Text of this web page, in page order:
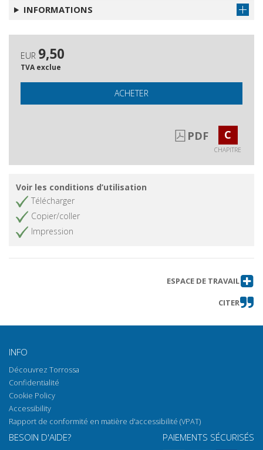
INFORMATIONS
EUR 9,50
TVA exclue
ACHETER
PDF C
CHAPITRE
Voir les conditions d’utilisation
Télécharger
Copier/coller
Impression
ESPACE DE TRAVAIL
CITER
INFO
Découvrez Torrossa
Confidentialité
Cookie Policy
Accessibility
Rapport de conformité en matière d'accessibilité (VPAT)
BESOIN D'AIDE? PAIEMENTS SÉCURISÉS